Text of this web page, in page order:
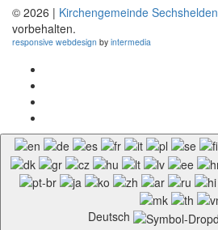
© 2026 | Kirchengemeinde Sechshelden
vorbehalten.
responsive webdesign by intermedia
Deutsch